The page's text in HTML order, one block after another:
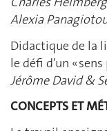
Alexia
Didactique de la
le défi d’un «
Jérôme David &
CONCEPTS ET